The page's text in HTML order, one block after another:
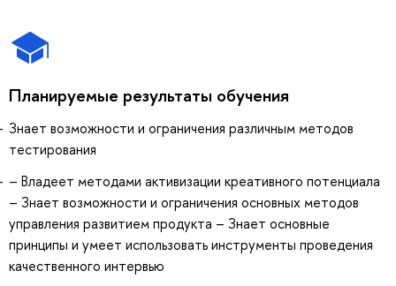
Планируемые результаты обучения
Знает возможности и ограничения различным методов
тестирования
– Владеет методами активизации креативного потенциала
– Знает возможности и ограничения основных методов
управления развитием продукта – Знает основные
принципы и умеет использовать инструменты проведения
качественного интервью